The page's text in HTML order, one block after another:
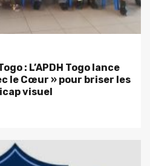
: L’APDH Togo lance
le Cœur » pour briser les
visuel